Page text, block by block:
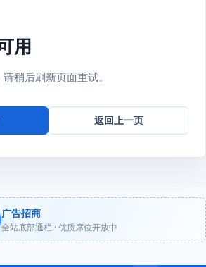
用
稍后刷新页面重试。
返回上一页
广告招商
全站底部通栏 · 优质席位开放中